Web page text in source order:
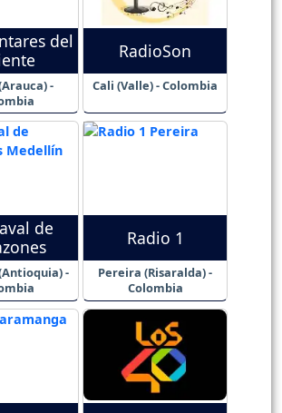
del
-
RadioSon
Cali (Valle) - Colombia
de
-
Radio 1
Pereira (Risaralda) -
Colombia